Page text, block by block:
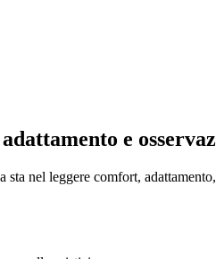
e
nel leggere comfort,